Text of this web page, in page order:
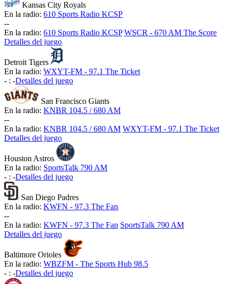
Kansas City Royals
En la radio: 610 Sports Radio KCSP
--
En la radio: 610 Sports Radio KCSP WSCR - 670 AM The Score
Detalles del juego
Detroit Tigers
En la radio: WXYT-FM - 97.1 The Ticket
- : -Detalles del juego
San Francisco Giants
En la radio: KNBR 104.5 / 680 AM
--
En la radio: KNBR 104.5 / 680 AM WXYT-FM - 97.1 The Ticket
Detalles del juego
Houston Astros
En la radio: SportsTalk 790 AM
- : -Detalles del juego
San Diego Padres
En la radio: KWFN - 97.3 The Fan
--
En la radio: KWFN - 97.3 The Fan SportsTalk 790 AM
Detalles del juego
Baltimore Orioles
En la radio: WBZFM - The Sports Hub 98.5
- : -Detalles del juego